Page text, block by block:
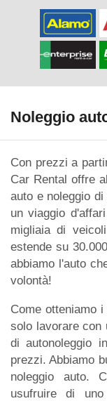
Noleggio
Con prezzi a
Car Rental offre
auto e noleggio
un viaggio
migliaia di
estende su
abbiamo l'auto
volontà!
Come otteniamo
solo lavorare con
di autonoleggio
prezzi. Abbiamo
noleggio auto.
usufruire di